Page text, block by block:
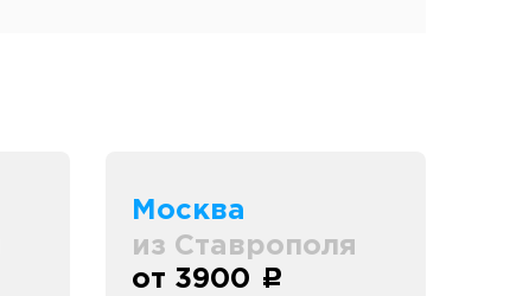
Москва
из Ставрополя
от 3900 c